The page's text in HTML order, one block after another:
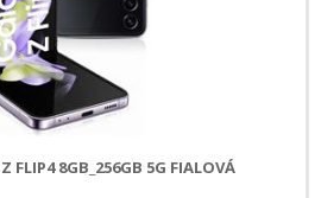
FLIP4 8GB_256GB 5G FIALOVÁ